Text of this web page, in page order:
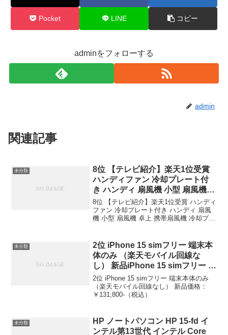
Pocket LINE コピー
adminをフォローする
admin
関連記事
未分類
8位 【テレビ紹介】楽天1位受賞
ハンディファン 冷却プレート付
き ハンディ 扇風機 小型 扇風機
卓上 携帯扇風機 冷却プレート 3
段階風量 静音 冷却モード シシベ
ラ 扇風機 ハンディ 手持ち扇風機
【テレビ紹介】楽天1位受賞 ハン
ディファン 冷却プレート付き ハ
ンディ 扇風機 小型 扇風機 卓上
携帯扇風機 冷却プレート 3段階風
量 静音 冷却モード シシベラ 扇風
機 ハンディ 手持ち扇風機 長時間
8位 【テレビ紹介】楽天1位受賞 ハンディ
ファン 冷却プレート付き ハンディ 扇風
機 小型 扇風機 卓上 携帯扇風機 冷却プレ
cicibella ハンディ...
未分類
2位 iPhone 15 simフリー 端末本
体のみ （楽天モバイル回線な
し） 新品iPhone 15 simフリー 端
末本体のみ （楽天モバイル回線
なし） 新品 価格：￥131,800-
（税込）
2位 iPhone 15 simフリー 端末本体のみ
（楽天モバイル回線なし） 新品価格：
￥131,800-（税込）
未分類
HP ノートパソコン HP 15-fd イ
ンテル第13世代 インテル Core